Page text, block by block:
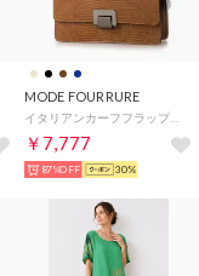
MODE FOURRURE
イタリアンカーフフラップ付スクエアバッグ （キャメル）
￥7,777
87%OFF 30%